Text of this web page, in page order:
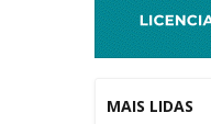
MAIS LIDAS